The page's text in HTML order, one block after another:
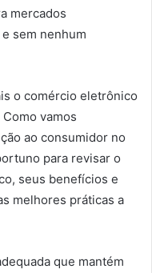
mercados
sem nenhum
o comércio eletrônico
vamos
ao consumidor no
para revisar o
seus benefícios e
melhores práticas a
que mantém